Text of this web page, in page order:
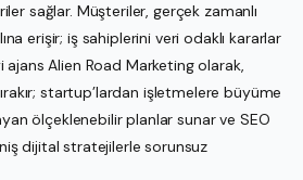
sağlar. Müşteriler, gerçek zamanlı
erişir; iş sahiplerini veri odaklı kararlar
ajans Alien Road Marketing olarak,
startup’lardan işletmelere büyüme
ölçeklenebilir planlar sunar ve SEO
dijital stratejilerle sorunsuz